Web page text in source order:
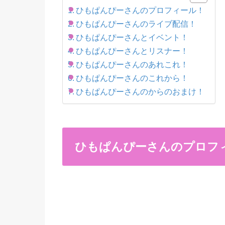
ひもぱんぴーさんのプロフィール！
ひもぱんぴーさんのライブ配信！
ひもぱんぴーさんとイベント！
ひもぱんぴーさんとリスナー！
ひもぱんぴーさんのあれこれ！
ひもぱんぴーさんのこれから！
ひもぱんぴーさんのからのおまけ！
ひもぱんぴーさんのプロフ